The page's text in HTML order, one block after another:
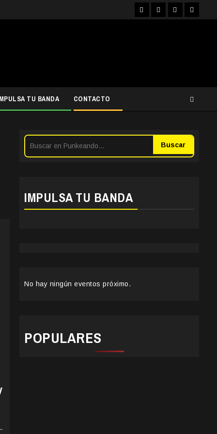
FacebookInstagram
YouTubeTwitter
TU BANDA CONTACTO
Buscar
IMPULSA TU BANDA
No hay ningún eventos próximo.
POPULARES